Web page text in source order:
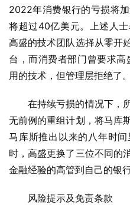
2022年消费银行的亏损将
将超过40亿美元。上述人
高盛的技术团队选择从零开
台，而消费者部门曾要求
用的技术，但管理层拒绝了。
在持续亏损的情况下，
无前例的重组计划，将马库
马库斯推出以来的八年时
时，高盛更换了三位不同的
金融经验的高管到自己的银
风险提示及免责条款